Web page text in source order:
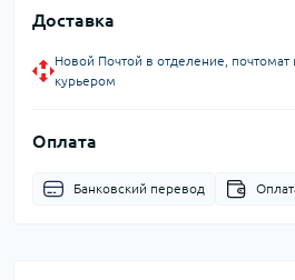
Доставка
Новой Почтой в отделение, почтомат
курьером
Оплата
Банковский перевод